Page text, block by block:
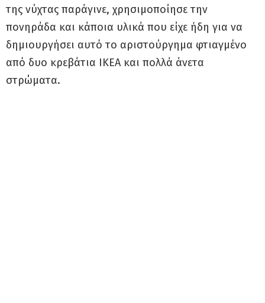
της νύχτας παράγινε, χρησιμοποίησε την
πονηράδα και κάποια υλικά που είχε ήδη για να
δημιουργήσει αυτό το αριστούργημα φτιαγμένο
από δυο κρεβάτια ΙΚΕΑ και πολλά άνετα
στρώματα.